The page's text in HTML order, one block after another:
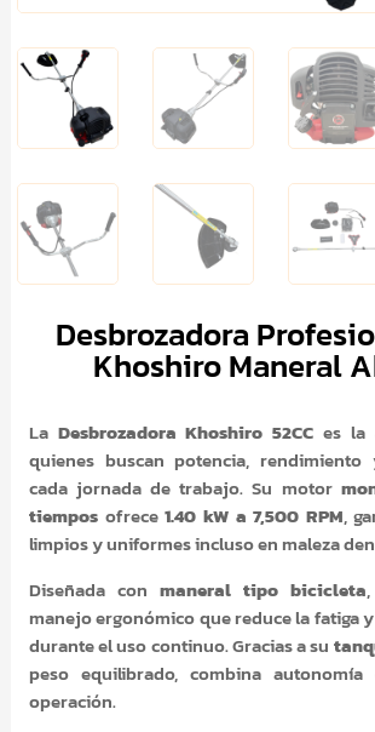
Desbrozadora
Khoshiro Maneral
La Desbrozadora Khoshiro 52CC es la
quienes buscan potencia,
cada jornada de trabajo. Su motor
tiemposofrece1.40 kW a 7,500 RPM,
limpios y uniformes incluso en maleza
Diseñada con maneral tipo bicicleta
manejo ergonómico que reduce la fatiga
durante el uso continuo. Gracias a su
peso equilibrado, combina
operación.